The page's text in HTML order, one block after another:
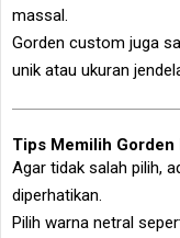
massal.
Gorden custom juga
unik atau ukuran
Tips Memilih
Agar tidak salah pilih,
diperhatikan.
Pilih warna netral